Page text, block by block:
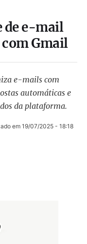
de e-mail
Gmail
e-mails com
automáticas e
da plataforma.
em 19/07/2025 - 18:18